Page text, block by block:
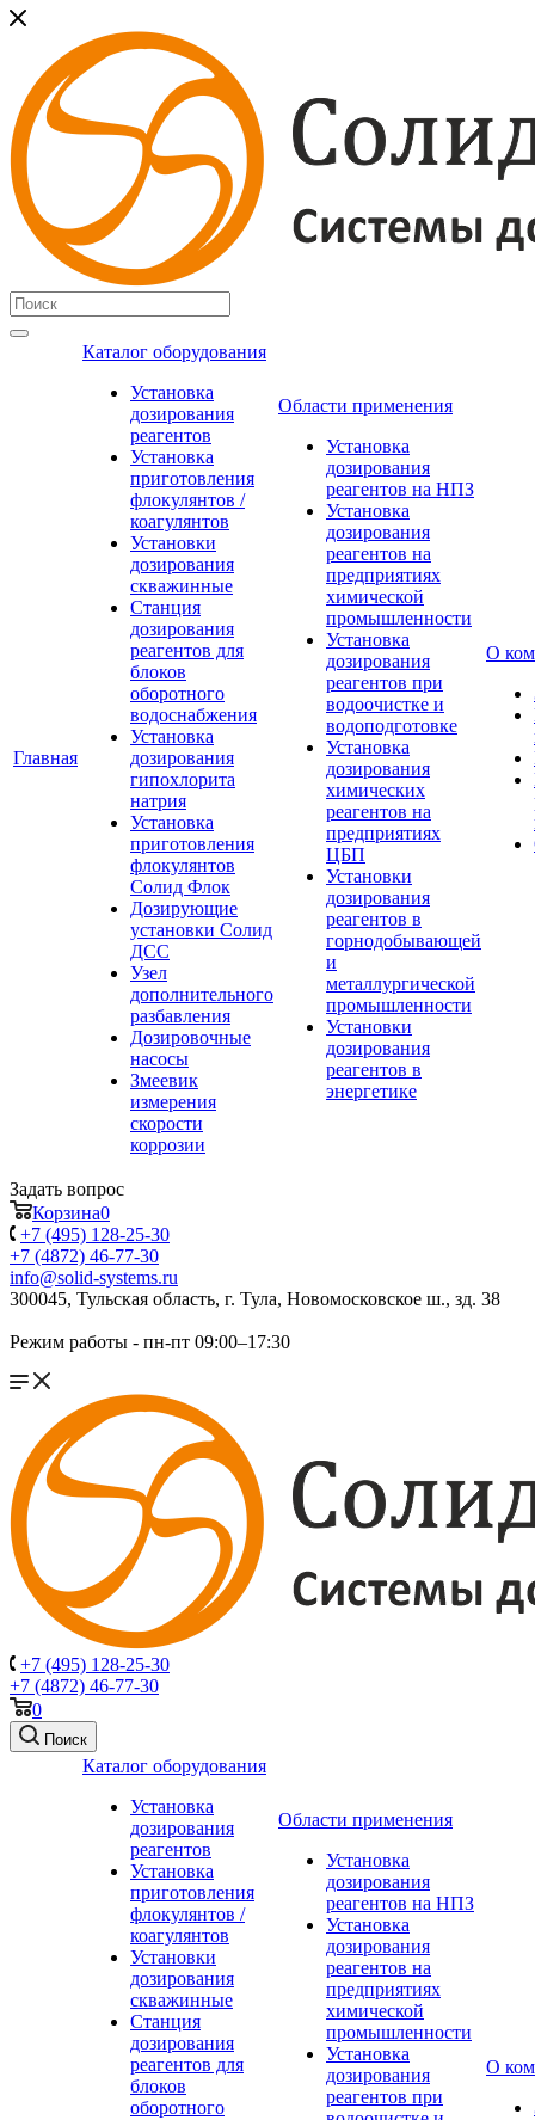
Главная
Каталог оборудования
Установка
дозирования
реагентов
Установка
приготовления
флокулянтов /
коагулянтов
Установки
дозирования
скважинные
Станция
дозирования
реагентов для
блоков
оборотного
водоснабжения
Установка
дозирования
гипохлорита
натрия
Установка
приготовления
флокулянтов
Солид Флок
Дозирующие
установки Солид
ДСС
Узел
дополнительного
разбавления
Дозировочные
насосы
Змеевик
измерения
скорости
коррозии
Области применения
Установка
дозирования
реагентов на НПЗ
Установка
дозирования
реагентов на
предприятиях
химической
промышленности
Установка
дозирования
реагентов при
водоочистке и
водоподготовке
Установка
дозирования
химических
реагентов на
предприятиях
ЦБП
Установки
дозирования
реагентов в
горнодобывающей
и
металлургической
промышленности
Установки
дозирования
реагентов в
энергетике
О
Задать вопрос
Корзина0
+7 (495) 128-25-30
+7 (4872) 46-77-30
info@solid-systems.ru
300045, Тульская область, г. Тула, Новомосковское ш., зд. 38
Режим работы - пн-пт 09:00–17:30
+7 (495) 128-25-30
+7 (4872) 46-77-30
0
Поиск
Каталог оборудования
Установка
дозирования
реагентов
Установка
приготовления
флокулянтов /
коагулянтов
Установки
дозирования
скважинные
Станция
дозирования
реагентов для
блоков
оборотного
Области применения
Установка
дозирования
реагентов на НПЗ
Установка
дозирования
реагентов на
предприятиях
химической
промышленности
Установка
дозирования
реагентов при
О